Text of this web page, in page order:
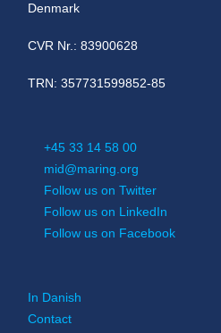
Denmark
CVR Nr.: 83900628
TRN: 357731599852-85
+45 33 14 58 00
mid@maring.org
Follow us on Twitter
Follow us on LinkedIn
Follow us on Facebook
In Danish
Contact